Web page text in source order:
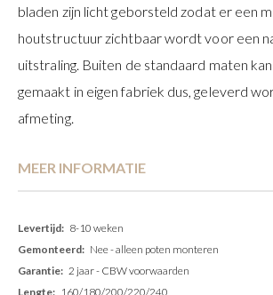
bladen zijn licht geborsteld zodat er een
houtstructuur zichtbaar wordt voor een
uitstraling. Buiten de standaard maten
gemaakt in eigen fabriek dus, geleverd
afmeting.
MEER INFORMATIE
Meer
informatie
8-10 weken
Nee - alleen poten monteren
2 jaar - CBW voorwaarden
160/180/200/220/240